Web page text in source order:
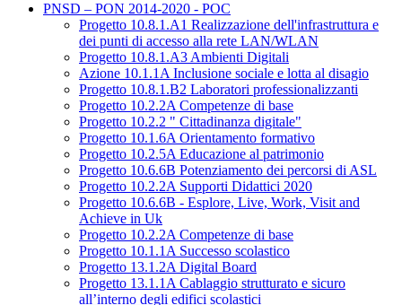
PNSD – PON 2014-2020 - POC
Progetto 10.8.1.A1 Realizzazione dell'infrastruttura e
dei punti di accesso alla rete LAN/WLAN
Progetto 10.8.1.A3 Ambienti Digitali
Azione 10.1.1A Inclusione sociale e lotta al disagio
Progetto 10.8.1.B2 Laboratori professionalizzanti
Progetto 10.2.2A Competenze di base
Progetto 10.2.2 " Cittadinanza digitale"
Progetto 10.1.6A Orientamento formativo
Progetto 10.2.5A Educazione al patrimonio
Progetto 10.6.6B Potenziamento dei percorsi di ASL
Progetto 10.2.2A Supporti Didattici 2020
Progetto 10.6.6B - Esplore, Live, Work, Visit and
Achieve in Uk
Progetto 10.2.2A Competenze di base
Progetto 10.1.1A Successo scolastico
Progetto 13.1.2A Digital Board
Progetto 13.1.1A Cablaggio strutturato e sicuro
all’interno degli edifici scolastici